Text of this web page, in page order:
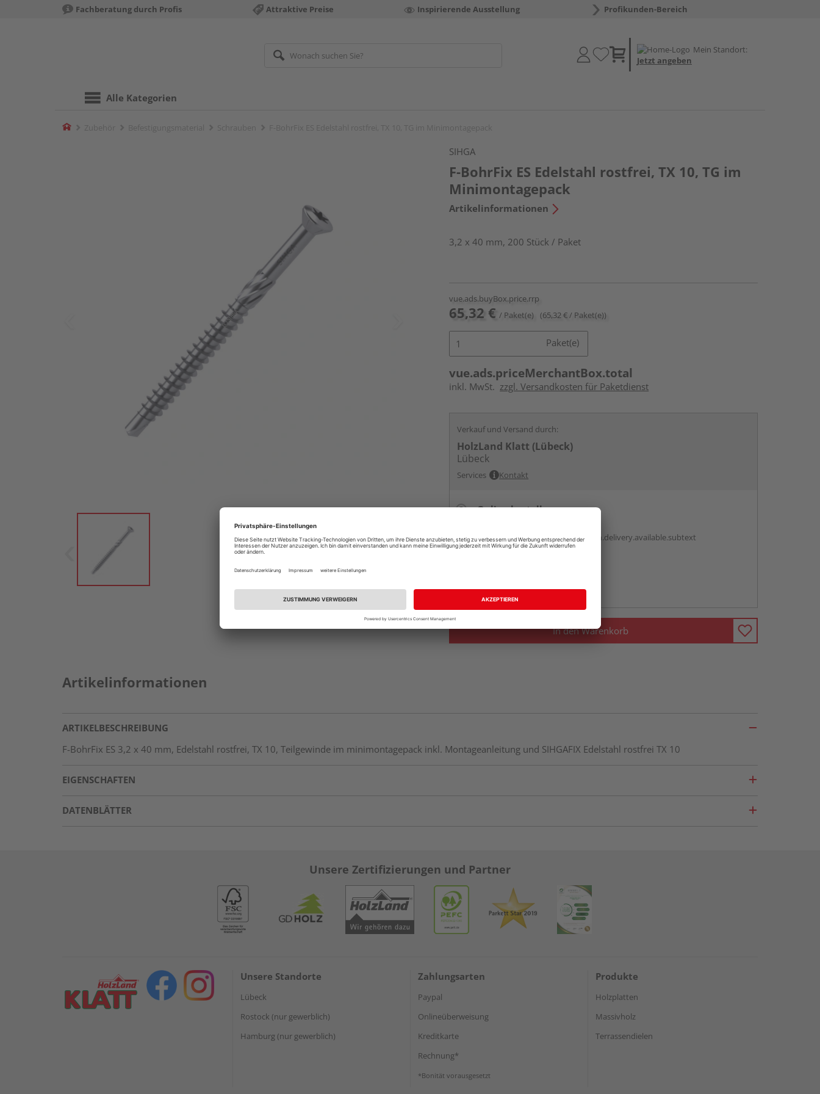
Fachberatung durch Profis Attraktive Preise Inspirierende Ausstellung Profikunden-Bereich
Mein Standort:
Jetzt angeben
Alle Kategorien
Home
SIHGA
F-BohrFix ES Edelstahl rostfrei, TX 10, TG im
Minimontagepack
Artikelinformationen
3,2 x 40 mm, 200 Stück / Paket
vue.ads.buyBox.price.rrp
65,32 € / Paket(e) (65,32 € / Paket(e))
Paket(e)
vue.ads.priceMerchantBox.total
inkl. MwSt. zzgl. Versandkosten für Paketdienst
Verkauf und Versand durch:
HolzLand Klatt (Lübeck)
Lübeck
Services Kontakt
Online bestellen
vue.ads.priceMerchantBox.option.delivery.available.subtext
Auf Lager:Abholung möglich
In den Warenkorb
Artikelinformationen
ARTIKELBESCHREIBUNG
F-BohrFix ES 3,2 x 40 mm, Edelstahl rostfrei, TX 10, Teilgewinde im minimontagepack inkl. Montageanleitung und SIHGAFIX Edelstahl rostfrei TX 10
EIGENSCHAFTEN
DATENBLÄTTER
Unsere Zertifizierungen und Partner
Unsere Standorte
Lübeck
Rostock (nur gewerblich)
Hamburg (nur gewerblich)
Zahlungsarten
Paypal
Onlineüberweisung
Kreditkarte
Rechnung*
*Bonität vorausgesetzt
Produkte
Holzplatten
Massivholz
Terrassendielen